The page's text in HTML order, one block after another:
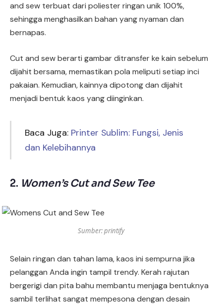
and sew terbuat dari poliester ringan unik 100%,
sehingga menghasilkan bahan yang nyaman dan
bernapas.
Cut and sew berarti gambar ditransfer ke kain sebelum
dijahit bersama, memastikan pola meliputi setiap inci
pakaian. Kemudian, kainnya dipotong dan dijahit
menjadi bentuk kaos yang diinginkan.
Baca Juga: Printer Sublim: Fungsi, Jenis
dan Kelebihannya
2. Women’s Cut and Sew Tee
Sumber: printify
Selain ringan dan tahan lama, kaos ini sempurna jika
pelanggan Anda ingin tampil trendy. Kerah rajutan
bergerigi dan pita bahu membantu menjaga bentuknya
sambil terlihat sangat mempesona dengan desain